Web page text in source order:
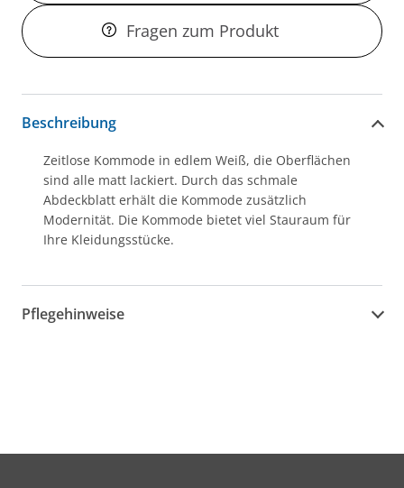
Fragen zum Produkt
Beschreibung
Zeitlose Kommode in edlem Weiß, die Oberflächen
sind alle matt lackiert. Durch das schmale
Abdeckblatt erhält die Kommode zusätzlich
Modernität. Die Kommode bietet viel Stauraum für
Ihre Kleidungsstücke.
Pflegehinweise